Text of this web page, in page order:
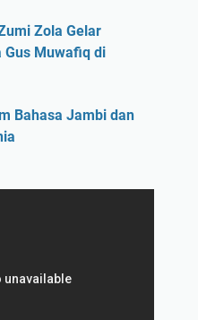
Zola Gelar
Gus Muwafiq di
Bahasa Jambi dan